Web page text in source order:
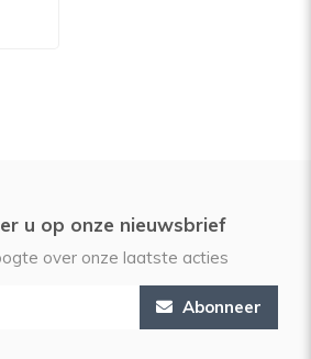
u op onze nieuwsbrief
over onze laatste acties
Abonneer